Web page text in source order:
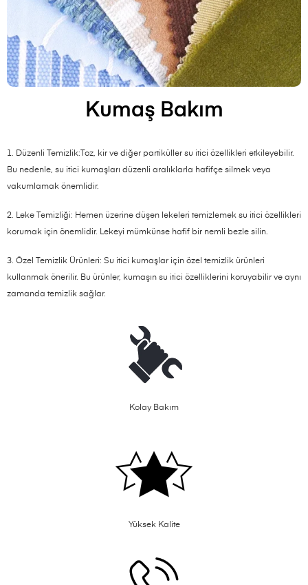
Kumaş Bakım
1. Düzenli Temizlik:Toz, kir ve diğer partiküller su itici özellikleri etkileyebilir.
Bu nedenle, su itici kumaşları düzenli aralıklarla hafifçe silmek veya
vakumlamak önemlidir.
2. Leke Temizliği: Hemen üzerine düşen lekeleri temizlemek su itici özellikleri
korumak için önemlidir. Lekeyi mümkünse hafif bir nemli bezle silin.
3. Özel Temizlik Ürünleri: Su itici kumaşlar için özel temizlik ürünleri
kullanmak önerilir. Bu ürünler, kumaşın su itici özelliklerini koruyabilir ve aynı
zamanda temizlik sağlar.
Kolay Bakım
Yüksek Kalite